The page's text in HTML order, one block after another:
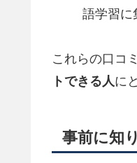
語学習に
これらの口コ
トできる人に
事前に知